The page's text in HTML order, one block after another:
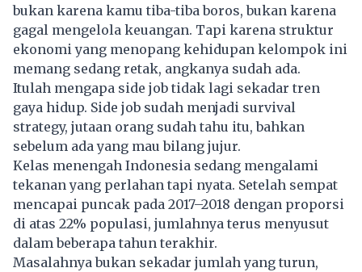
bukan karena kamu tiba-tiba boros, bukan karena
gagal mengelola keuangan. Tapi karena struktur
ekonomi yang menopang kehidupan kelompok ini
memang sedang retak, angkanya sudah ada.
Itulah mengapa side job tidak lagi sekadar tren
gaya hidup. Side job sudah menjadi survival
strategy, jutaan orang sudah tahu itu, bahkan
sebelum ada yang mau bilang jujur.
Kelas menengah Indonesia sedang mengalami
tekanan yang perlahan tapi nyata. Setelah sempat
mencapai puncak pada 2017–2018 dengan proporsi
di atas 22% populasi, jumlahnya terus menyusut
dalam beberapa tahun terakhir.
Masalahnya bukan sekadar jumlah yang turun,